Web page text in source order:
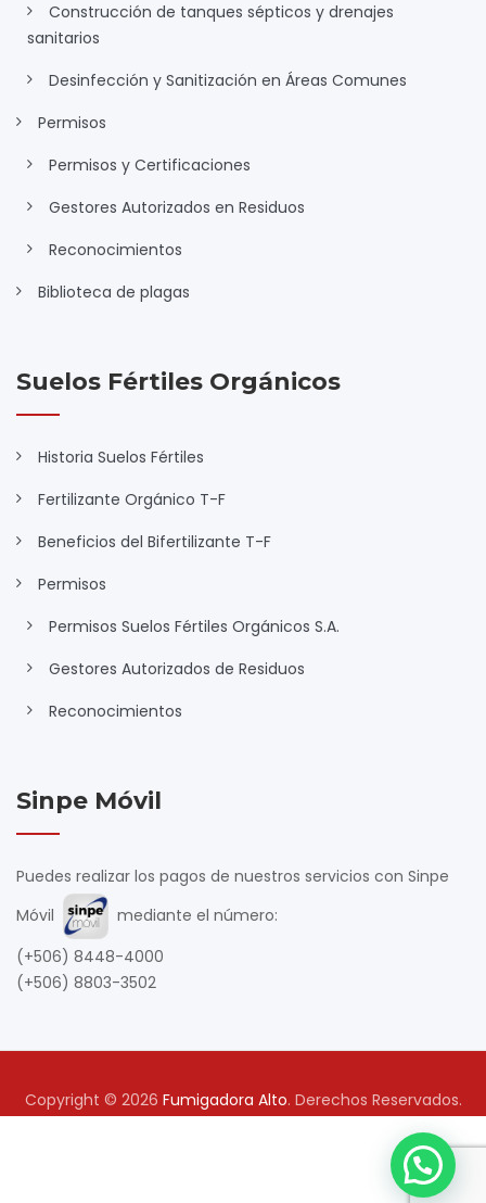
Construcción de tanques sépticos y drenajes
sanitarios
Desinfección y Sanitización en Áreas Comunes
Permisos
Permisos y Certificaciones
Gestores Autorizados en Residuos
Reconocimientos
Biblioteca de plagas
Suelos Fértiles Orgánicos
Historia Suelos Fértiles
Fertilizante Orgánico T-F
Beneficios del Bifertilizante T-F
Permisos
Permisos Suelos Fértiles Orgánicos S.A.
Gestores Autorizados de Residuos
Reconocimientos
Sinpe Móvil
Puedes realizar los pagos de nuestros servicios con Sinpe
Móvil
mediante el número:
(+506) 8448-4000
(+506) 8803-3502
Copyright © 2026 Fumigadora Alto. Derechos Reservados.